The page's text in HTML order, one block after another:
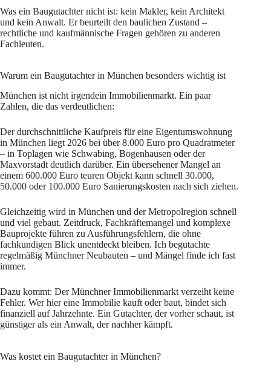
Was ein Baugutachter nicht ist: kein Makler, kein Architekt
und kein Anwalt. Er beurteilt den baulichen Zustand –
rechtliche und kaufmännische Fragen gehören zu anderen
Fachleuten.
Warum ein Baugutachter in München besonders wichtig ist
München ist nicht irgendein Immobilienmarkt. Ein paar
Zahlen, die das verdeutlichen:
Der durchschnittliche Kaufpreis für eine Eigentumswohnung
in München liegt 2026 bei über 8.000 Euro pro Quadratmeter
– in Toplagen wie Schwabing, Bogenhausen oder der
Maxvorstadt deutlich darüber. Ein übersehener Mangel an
einem 600.000 Euro teuren Objekt kann schnell 30.000,
50.000 oder 100.000 Euro Sanierungskosten nach sich ziehen.
Gleichzeitig wird in München und der Metropolregion schnell
und viel gebaut. Zeitdruck, Fachkräftemangel und komplexe
Bauprojekte führen zu Ausführungsfehlern, die ohne
fachkundigen Blick unentdeckt bleiben. Ich begutachte
regelmäßig Münchner Neubauten – und Mängel finde ich fast
immer.
Dazu kommt: Der Münchner Immobilienmarkt verzeiht keine
Fehler. Wer hier eine Immobilie kauft oder baut, bindet sich
finanziell auf Jahrzehnte. Ein Gutachter, der vorher schaut, ist
günstiger als ein Anwalt, der nachher kämpft.
Was kostet ein Baugutachter in München?